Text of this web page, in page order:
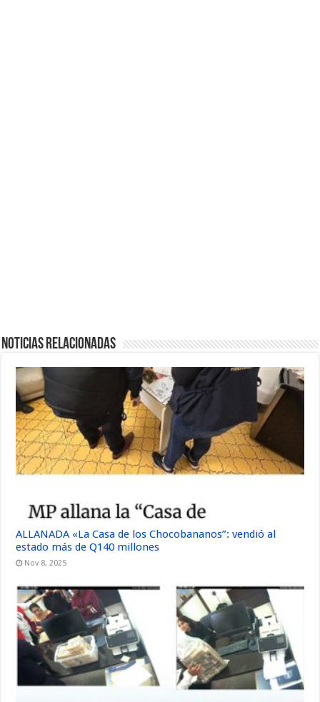
Noticias Relacionadas
ALLANADA «La Casa de los Chocobananos”: vendió al
estado más de Q140 millones
Nov 8, 2025